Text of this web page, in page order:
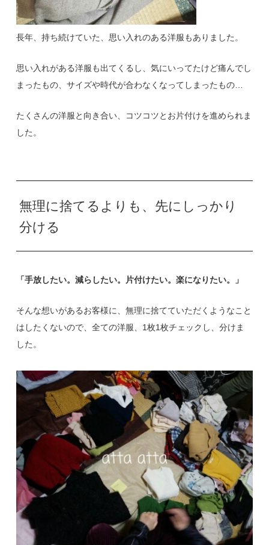
長年、持ち続けていた、思い入れのある洋服もありました。
思い入れがある洋服も出てくるし、気にいってたけど痛んでし
まったもの、サイズや時代が合わなくなってしまったもの…
たくさんの洋服と向き合い、コツコツとお片付けを進められま
した。
無理に捨てるよりも、先にしっかり
分ける
「手放したい。減らしたい。片付けたい。楽になりたい。」
そんな想いがあるお客様に、無理に捨てていただくようなこと
はしたくないので、全ての洋服、1枚1枚チェックし、分けま
した。